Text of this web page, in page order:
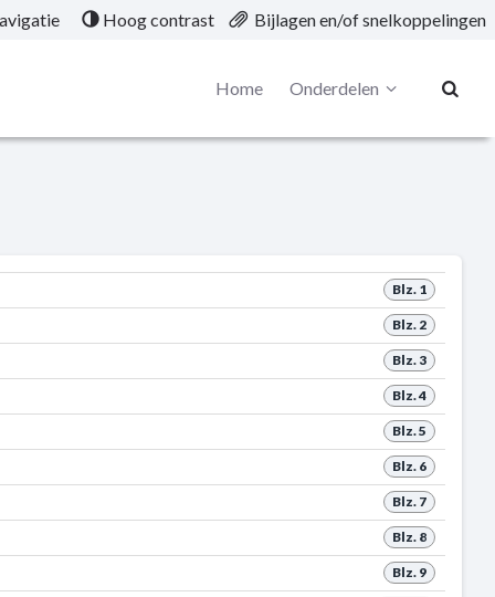
Hoog contrast Bijlagen en/of snelkoppelingen
Home Onderdelen
Blz. 1
Blz. 2
Blz. 3
Blz. 4
Blz. 5
Blz. 6
Blz. 7
Blz. 8
Blz. 9